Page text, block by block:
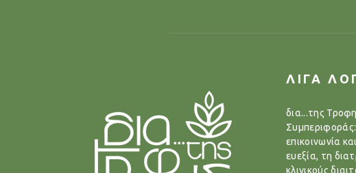
ΛΙΓΑ
δια...της
επικοινωνία
ευεξία, τη
κλινικούς